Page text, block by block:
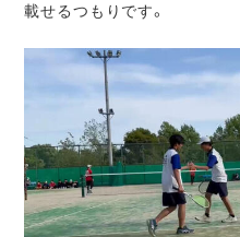
載せるつもりです。